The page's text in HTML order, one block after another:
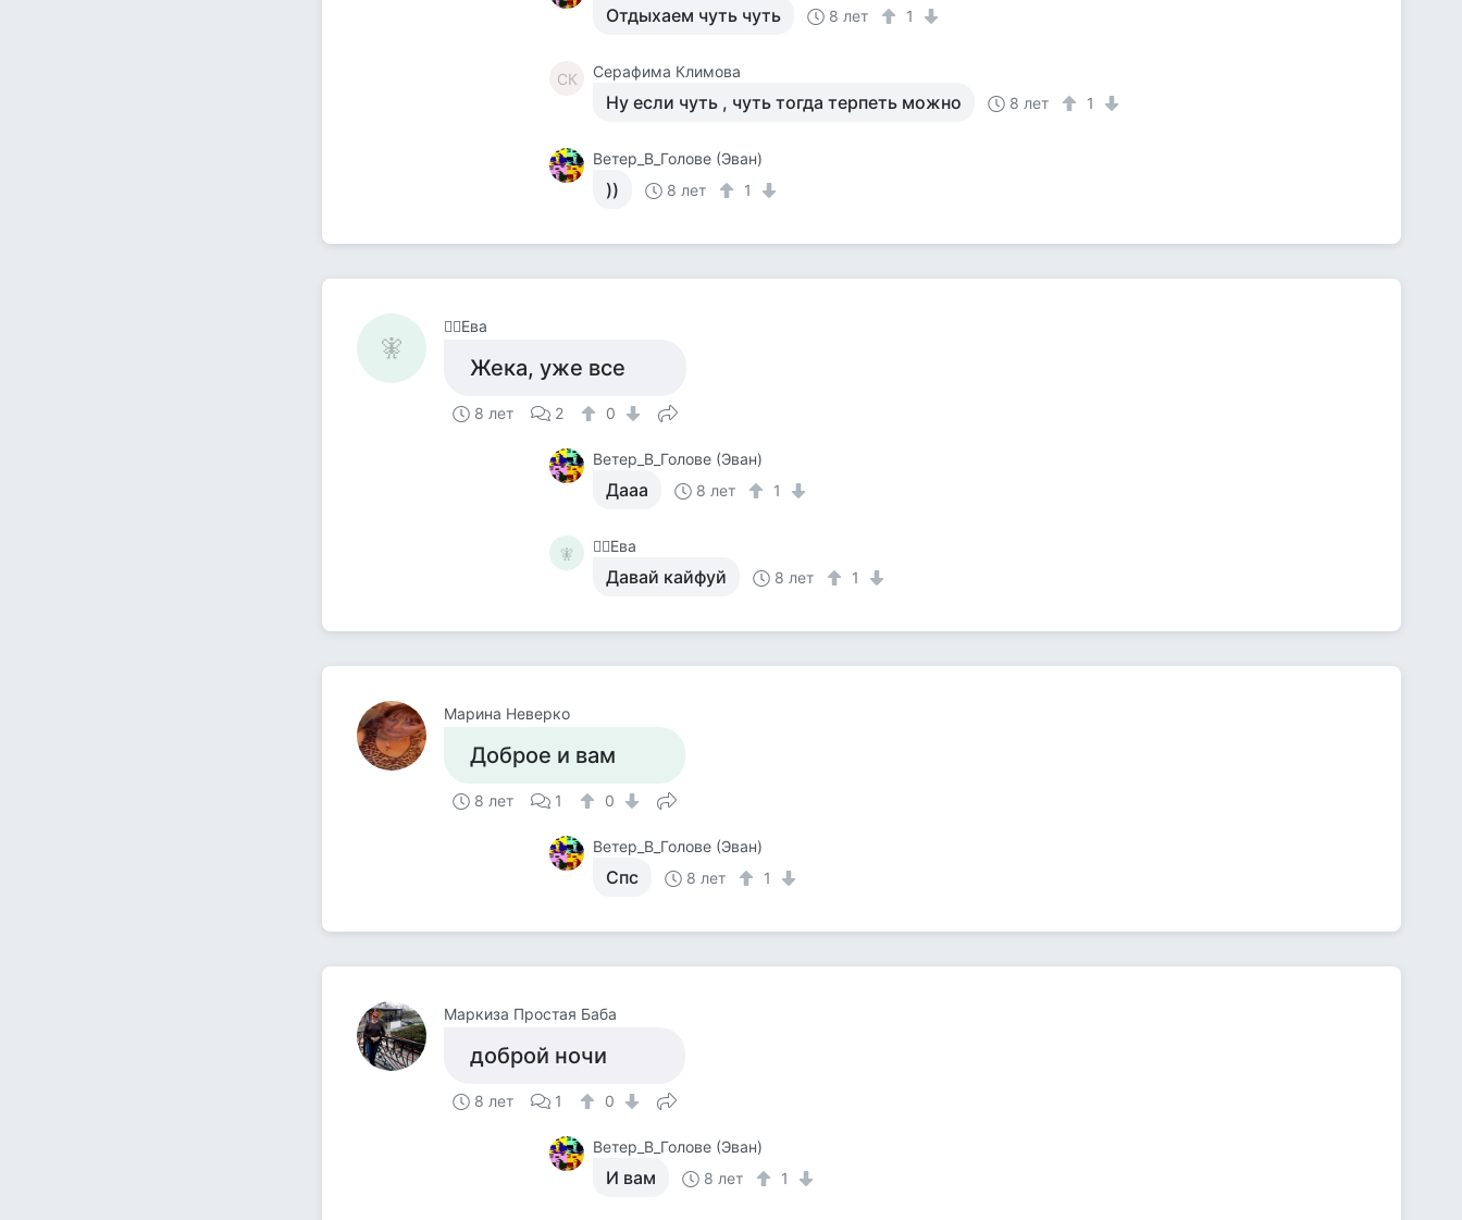
Отдыхаем чуть чуть 8 лет 1
СК Серафима Климова
Ну если чуть , чуть тогда терпеть можно 8 лет 1
Ветер_В_Голове (Эван)
)) 8 лет 1
🧚‍
🧚‍♀️Ева
Жека, уже все
8 лет 2 0
Ветер_В_Голове (Эван)
Дааа 8 лет 1
🧚‍ 🧚‍♀️Ева
Давай кайфуй 8 лет 1
Марина Неверко
Доброе и вам
8 лет 1 0
Ветер_В_Голове (Эван)
Спс 8 лет 1
Маркиза Простая Баба
доброй ночи
8 лет 1 0
Ветер_В_Голове (Эван)
И вам 8 лет 1